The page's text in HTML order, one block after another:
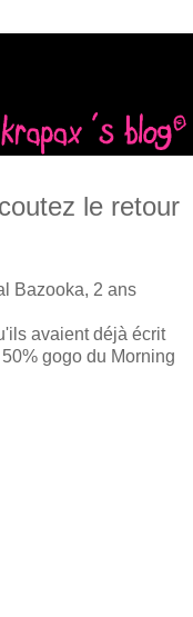
le retour
Bazooka, 2 ans
avaient déjà écrit
gogo du Morning